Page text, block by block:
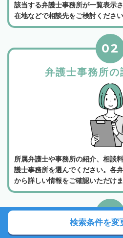
該当する弁護士事務所が一覧表示
在地などで相談先をご検討ください
弁護士事務所の
02
所属弁護士や事務所の紹介、相談
護士事務所を選んでください。各
から詳しい情報をご確認いただけま
03
検索条件を変